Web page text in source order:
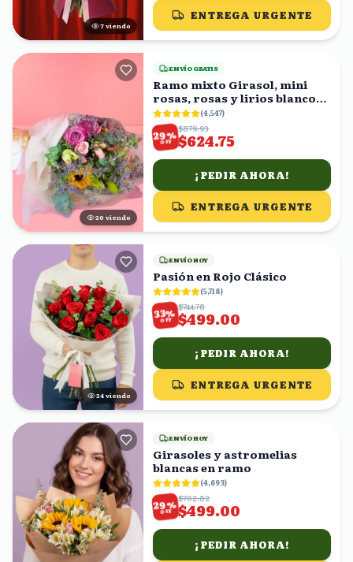
6 viendo
ENTREGA URGENTE
21 viendo
ENVÍO GRATIS
Ramo mixto Girasol, mini
rosas, rosas y lirios blancos
en ramo(4,547)
29%
OFF
$879.93
$624.75
¡PEDIR AHORA!
ENTREGA URGENTE
25 viendo
ENVÍO HOY
Pasión en Rojo Clásico
(5,718)
33%
OFF
$744.78
$499.00
¡PEDIR AHORA!
ENTREGA URGENTE
ENVÍO HOY
Girasoles y astromelias
blancas en ramo
(4,693)
29%
OFF
$702.82
$499.00
¡PEDIR AHORA!